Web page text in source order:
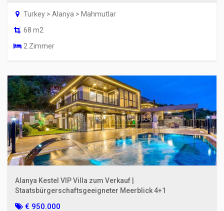
Turkey > Alanya > Mahmutlar
68 m2
2 Zimmer
Alanya Kestel VIP Villa zum Verkauf |
Staatsbürgerschaftsgeeigneter Meerblick 4+1
€ 950.000